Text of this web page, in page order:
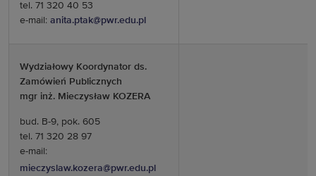
tel. 71 320 40 53
e-mail: anita.ptak@pwr.edu.pl
Wydziałowy Koordynator ds.
Zamówień Publicznych
mgr inż. Mieczysław KOZERA
bud. B-9, pok. 605
tel. 71 320 28 97
e-mail:
mieczyslaw.kozera@pwr.edu.pl